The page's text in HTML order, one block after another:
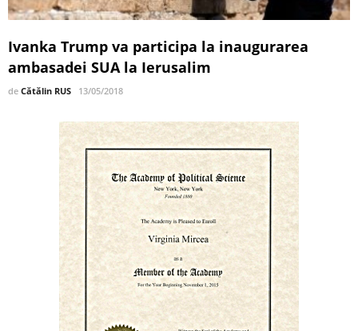
Ivanka Trump va participa la inaugurarea
ambasadei SUA la Ierusalim
de Cătălin RUS 13/05/2018